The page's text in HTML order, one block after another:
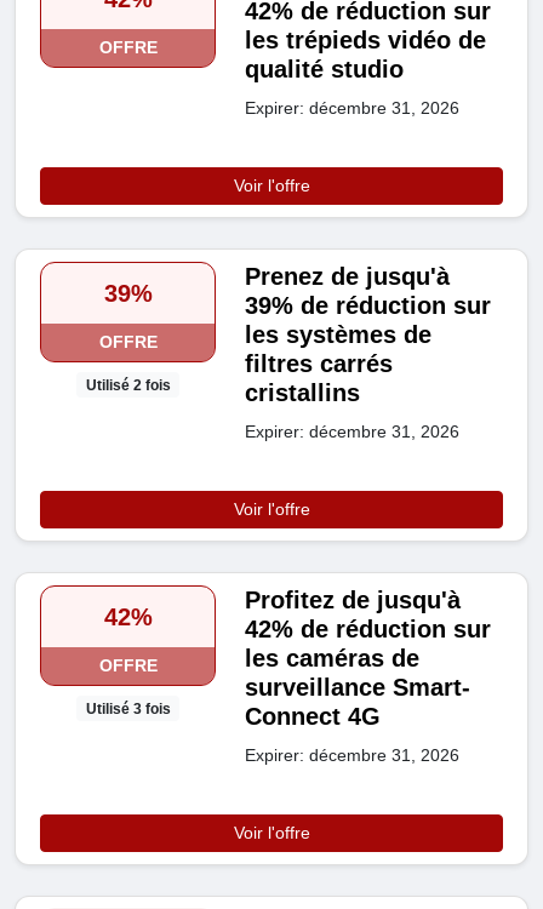
OFFRE
42% de réduction sur
les trépieds vidéo de
qualité studio
Expirer: décembre 31, 2026
Voir l'offre
39%
OFFRE
Utilisé 2 fois
Prenez de jusqu'à
39% de réduction sur
les systèmes de
filtres carrés
cristallins
Expirer: décembre 31, 2026
Voir l'offre
42%
OFFRE
Utilisé 3 fois
Profitez de jusqu'à
42% de réduction sur
les caméras de
surveillance Smart-
Connect 4G
Expirer: décembre 31, 2026
Voir l'offre